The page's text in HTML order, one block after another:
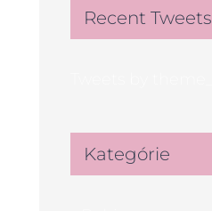
Recent Tweets
Kategórie